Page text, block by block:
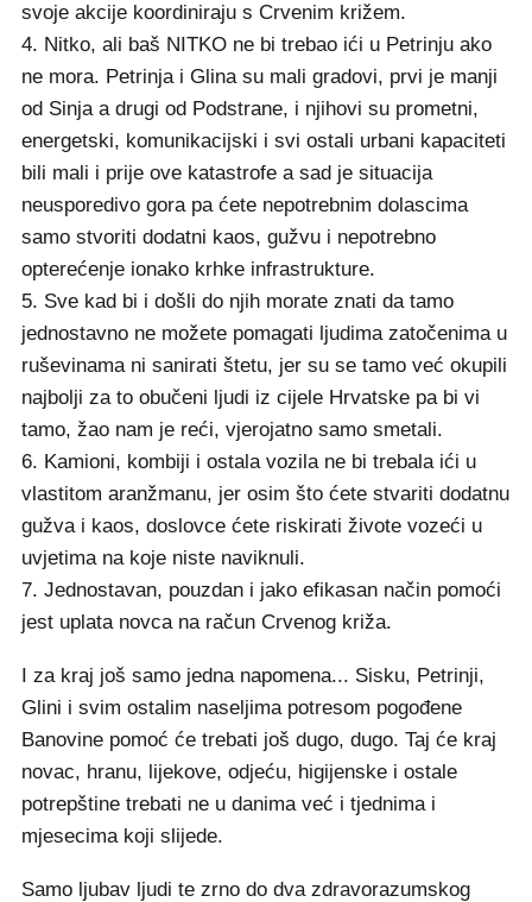
svoje akcije koordiniraju s Crvenim križem.
4. Nitko, ali baš NITKO ne bi trebao ići u Petrinju ako
ne mora. Petrinja i Glina su mali gradovi, prvi je manji
od Sinja a drugi od Podstrane, i njihovi su prometni,
energetski, komunikacijski i svi ostali urbani kapaciteti
bili mali i prije ove katastrofe a sad je situacija
neusporedivo gora pa ćete nepotrebnim dolascima
samo stvoriti dodatni kaos, gužvu i nepotrebno
opterećenje ionako krhke infrastrukture.
5. Sve kad bi i došli do njih morate znati da tamo
jednostavno ne možete pomagati ljudima zatočenima u
ruševinama ni sanirati štetu, jer su se tamo već okupili
najbolji za to obučeni ljudi iz cijele Hrvatske pa bi vi
tamo, žao nam je reći, vjerojatno samo smetali.
6. Kamioni, kombiji i ostala vozila ne bi trebala ići u
vlastitom aranžmanu, jer osim što ćete stvariti dodatnu
gužva i kaos, doslovce ćete riskirati živote vozeći u
uvjetima na koje niste naviknuli.
7. Jednostavan, pouzdan i jako efikasan način pomoći
jest uplata novca na račun Crvenog križa.
I za kraj još samo jedna napomena... Sisku, Petrinji,
Glini i svim ostalim naseljima potresom pogođene
Banovine pomoć će trebati još dugo, dugo. Taj će kraj
novac, hranu, lijekove, odjeću, higijenske i ostale
potrepštine trebati ne u danima već i tjednima i
mjesecima koji slijede.
Samo ljubav ljudi te zrno do dva zdravorazumskog